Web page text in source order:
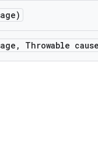
, Throwable